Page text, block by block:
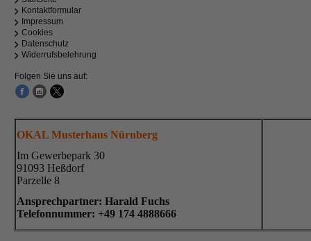
Kontaktformular
Impressum
Cookies
Datenschutz
Widerrufsbelehrung
Folgen Sie uns auf:
OKAL Musterhaus Nürnberg
Im Gewerbepark 30
91093 Heßdorf
Parzelle 8
Ansprechpartner: Harald Fuchs
Telefonnummer: +49 174 4888666